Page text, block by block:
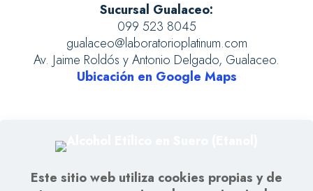
Sucursal Gualaceo:
099 523 8045
gualaceo@laboratorioplatinum.com
Av. Jaime Roldós y Antonio Delgado, Gualaceo.
Ubicación en Google Maps
Este sitio web utiliza cookies propias y de